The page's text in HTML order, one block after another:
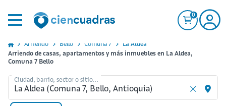
0
Arriendo Bello Comuna 7
La Aldea
Arriendo de casas, apartamentos y más inmuebles en La Aldea,
Comuna 7 Bello
Ciudad, barrio, sector o sitio...